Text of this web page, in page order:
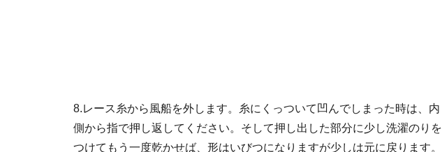
8.レース糸から風船を外します。糸にくっついて凹んでしまった時は、内
側から指で押し返してください。そして押し出した部分に少し洗濯のりを
つけてもう一度乾かせば、形はいびつになりますが少しは元に戻ります。